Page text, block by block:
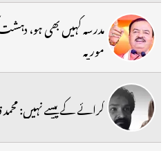
مدرسہ کہیں بھی ہو،
موریہ
کرائے کے پیسے نہیں: محمد